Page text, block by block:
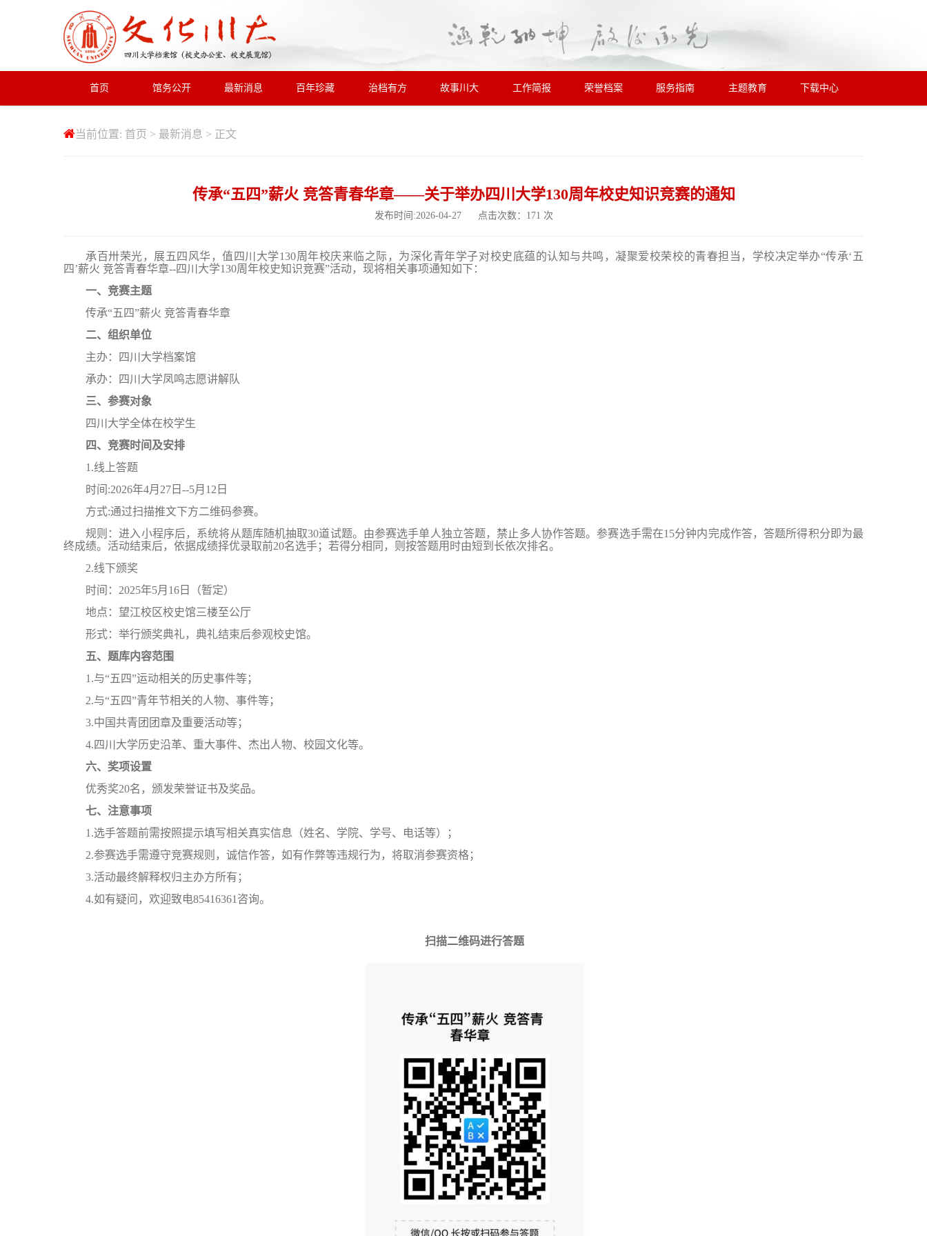
首页 馆务公开 最新消息 百年珍藏 治档有方 故事川大 工作简报 荣誉档案 服务指南 主题教育 下载中心
当前位置: 首页 > 最新消息 > 正文
传承“五四”薪火 竞答青春华章——关于举办四川大学130周年校史知识竞赛的通知
发布时间:2026-04-27 点击次数： 171 次
承百卅荣光，展五四风华，值四川大学130周年校庆来临之际，为深化青年学子对校史底蕴的认知与共鸣，凝聚爱校荣校的青春担当，学校决定举办“传承‘五
四’薪火 竞答青春华章--四川大学130周年校史知识竞赛”活动，现将相关事项通知如下：
一、竞赛主题
传承“五四”薪火 竞答青春华章
二、组织单位
主办：四川大学档案馆
承办：四川大学凤鸣志愿讲解队
三、参赛对象
四川大学全体在校学生
四、竞赛时间及安排
1.线上答题
时间 :2026年4月27日 --5月12日
方式:通过扫描推文下方二维码参赛。
规则：进入小程序后，系统将从题库随机抽取30道试题。由参赛选手单人独立答题，禁止多人协作答题。参赛选手需在15分钟内完成作答，答题所得积分即为最
终成绩。活动结束后，依据成绩择优录取前20名选手；若得分相同，则按答题用时由短到长依次排名。
2.线下颁奖
时间： 2025年5月 16 日（暂定）
地点： 望江校区校史馆三楼至公厅
形式：举行颁奖典礼，典礼结束后参观校史馆。
五、题库内容范围
1.与“五四”运动相关的历史事件等；
2.与“五四”青年节相关的人物、事件等；
3.中国共青团团章及重要活动等；
4.四川大学历史沿革、重大事件、杰出人物、校园文化等。
六、奖项设置
优秀奖20名，颁发荣誉证书及奖品。
七、注意事项
1.选手答题前需按照提示填写相关真实信息（姓名、学院、学号、电话等）；
2.参赛选手需遵守竞赛规则，诚信作答，如有作弊等违规行为，将取消参赛资格；
3.活动最终解释权归主办方所有；
4.如有疑问，欢迎致电85416361咨询。
扫描二维码进行答题